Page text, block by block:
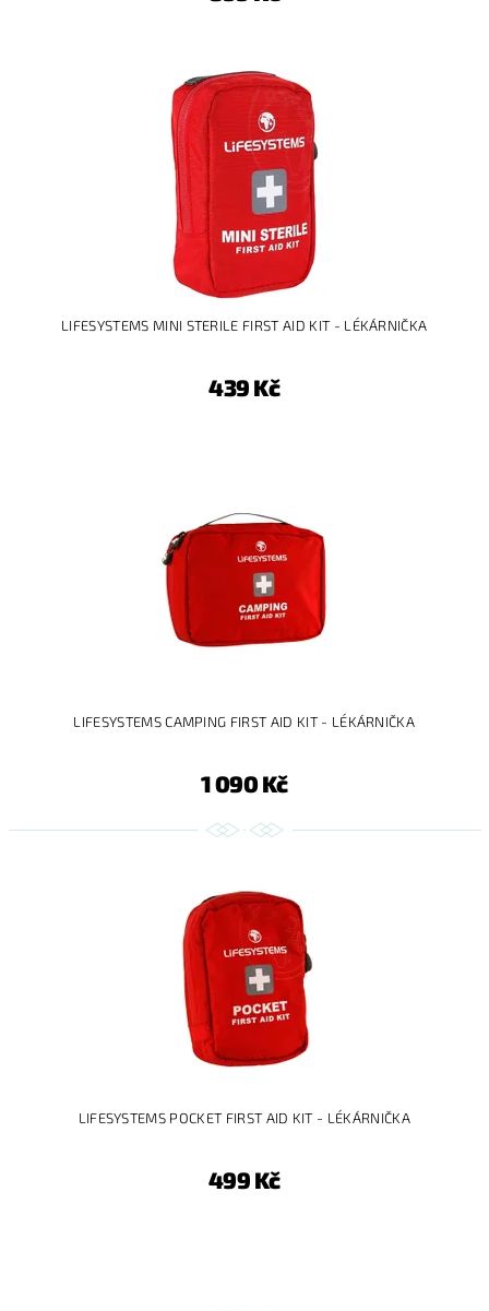
LIFESYSTEMS MINI STERILE FIRST AID KIT - LÉKÁRNIČKA
439 Kč
LIFESYSTEMS CAMPING FIRST AID KIT - LÉKÁRNIČKA
1 090 Kč
LIFESYSTEMS POCKET FIRST AID KIT - LÉKÁRNIČKA
499 Kč